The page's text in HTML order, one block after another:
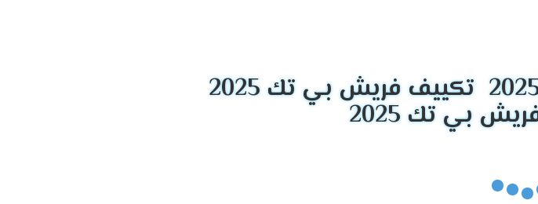
تكييف فريش بي تك 2025